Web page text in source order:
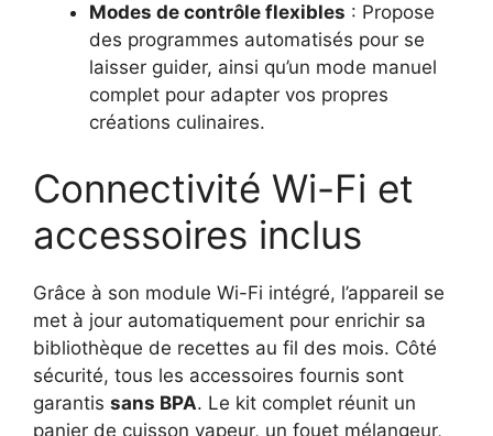
Modes de contrôle flexibles : Propose
des programmes automatisés pour se
laisser guider, ainsi qu’un mode manuel
complet pour adapter vos propres
créations culinaires.
Connectivité Wi-Fi et
accessoires inclus
Grâce à son module Wi-Fi intégré, l’appareil se
met à jour automatiquement pour enrichir sa
bibliothèque de recettes au fil des mois. Côté
sécurité, tous les accessoires fournis sont
garantis sans BPA. Le kit complet réunit un
panier de cuisson vapeur, un fouet mélangeur,